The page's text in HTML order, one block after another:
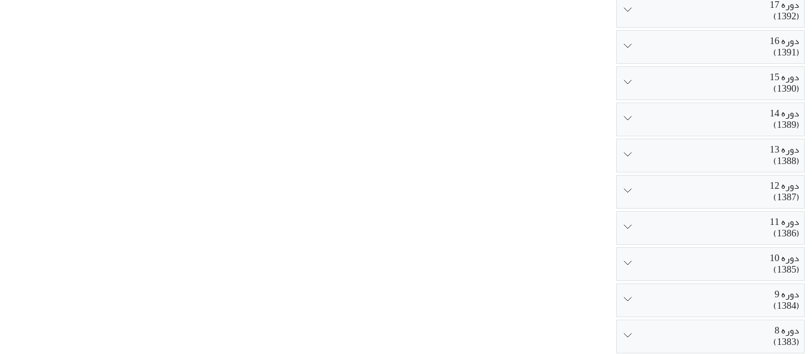
دوره 17
(1392)
دوره 16
(1391)
دوره 15
(1390)
دوره 14
(1389)
دوره 13
(1388)
دوره 12
(1387)
دوره 11
(1386)
دوره 10
(1385)
دوره 9
(1384)
دوره 8
(1383)